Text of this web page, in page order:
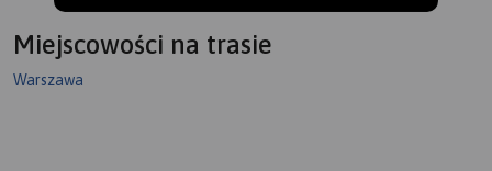
Miejscowości na trasie
Warszawa